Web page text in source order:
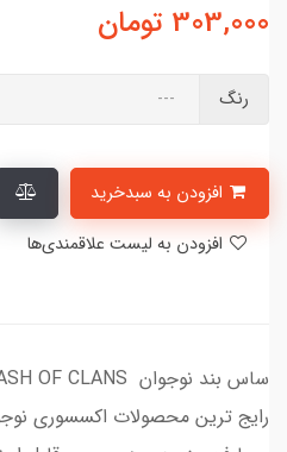
303,000 تومان
رنگ
رایج ترین محصولات اکسسوری